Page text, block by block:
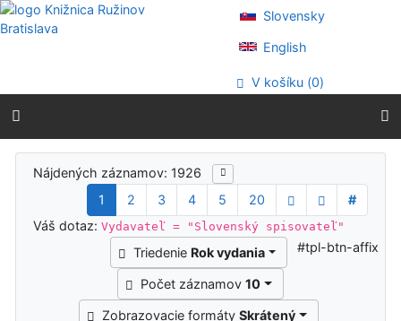
Prejsť na obsah
Prejsť na menu
Prehlásenie o webovej prístupnosti
Slovensky
English
V košíku (0)
Výsledky vyhľadávania
Nájdených záznamov: 1926
1
2 3 4 5 20
#
Váš dotaz:Vydavateľ = "Slovenský spisovateľ"
Triedenie Rok vydania
Počet záznamov10
Zobrazovacie formátySkrátený
#tpl-btn-affix